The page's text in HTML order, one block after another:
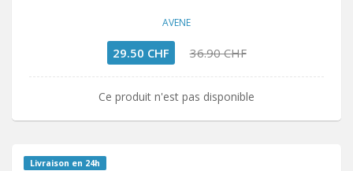
AVENE
29.50 CHF 36.90 CHF
Ce produit n'est pas disponible
Livraison en 24h